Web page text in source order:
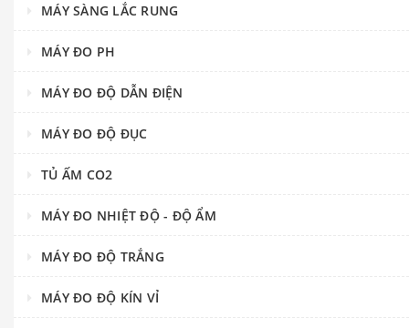
MÁY SÀNG LẮC RUNG
MÁY ĐO PH
MÁY ĐO ĐỘ DẪN ĐIỆN
MÁY ĐO ĐỘ ĐỤC
TỦ ẤM CO2
MÁY ĐO NHIỆT ĐỘ - ĐỘ ẨM
MÁY ĐO ĐỘ TRẮNG
MÁY ĐO ĐỘ KÍN VỈ